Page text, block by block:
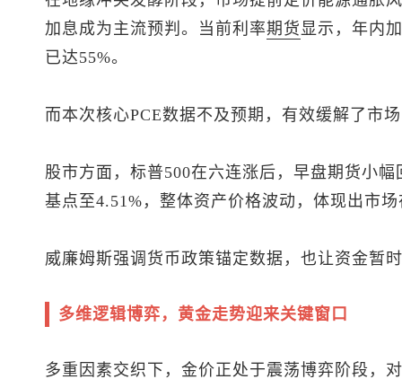
加息成为主流预判。当前利率期货显示，年内
已达55%。
而本次核心PCE数据不及预期，有效缓解了市
股市方面， 标普500在六连涨后，早盘期货小
基点至4.51%，整体资产价格波动，体现出市
威廉姆斯强调货币政策锚定数据，也让资金暂
多维逻辑博弈，黄金走势迎来关键窗口
多重因素交织下，金价正处于震荡博弈阶段，